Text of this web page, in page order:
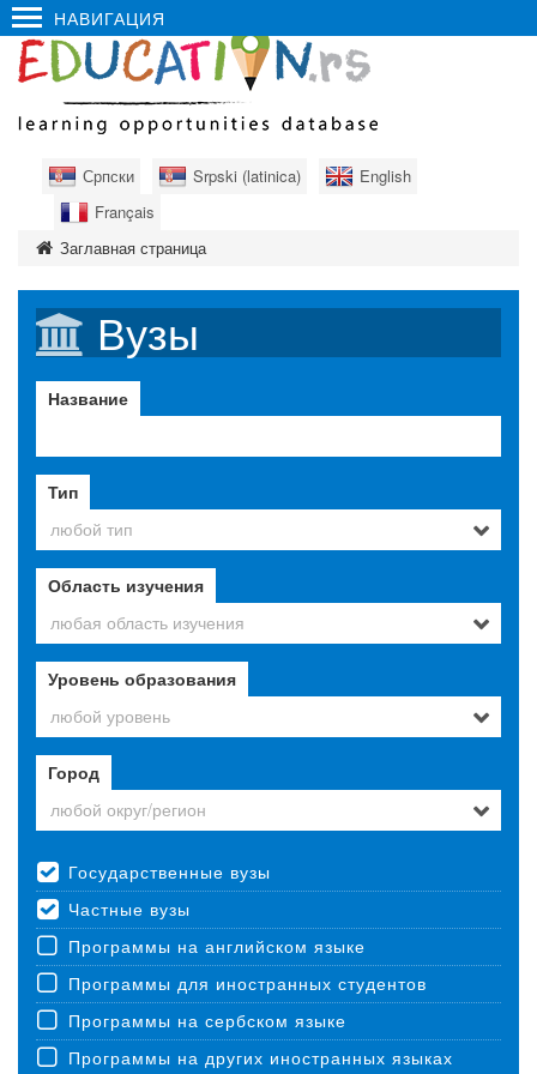
НАВИГАЦИЯ
Српски Srpski (latinica)
English
Français
Заглавная страница
Вузы
Название
Тип
любой тип
Область изучения
любая область изучения
Уровень образования
любой уровень
Город
любой округ/регион
Государственные вузы
Частные вузы
Программы на английском языке
Программы для иностранных студентов
Программы на сербском языке
Программы на других иностранных языках